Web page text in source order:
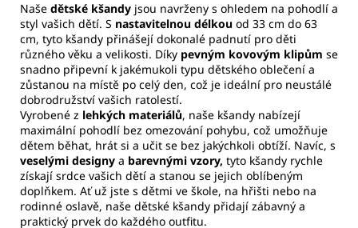
Naše dětské kšandy jsou navrženy s ohledem na pohodlí a
styl vašich dětí. S nastavitelnou délkou od 33 cm do 63
cm, tyto kšandy přinášejí dokonalé padnutí pro děti
různého věku a velikosti. Díky pevným kovovým klipům se
snadno připevní k jakémukoli typu dětského oblečení a
zůstanou na místě po celý den, což je ideální pro neustálé
dobrodružství vašich ratolestí.
Vyrobené z lehkých materiálů, naše kšandy nabízejí
maximální pohodlí bez omezování pohybu, což umožňuje
dětem běhat, hrát si a učit se bez jakýchkoli obtíží. Navíc, s
veselými designy a barevnými vzory, tyto kšandy rychle
získají srdce vašich dětí a stanou se jejich oblíbeným
doplňkem. Ať už jste s dětmi ve škole, na hřišti nebo na
rodinné oslavě, naše dětské kšandy přidají zábavný a
praktický prvek do každého outfitu.